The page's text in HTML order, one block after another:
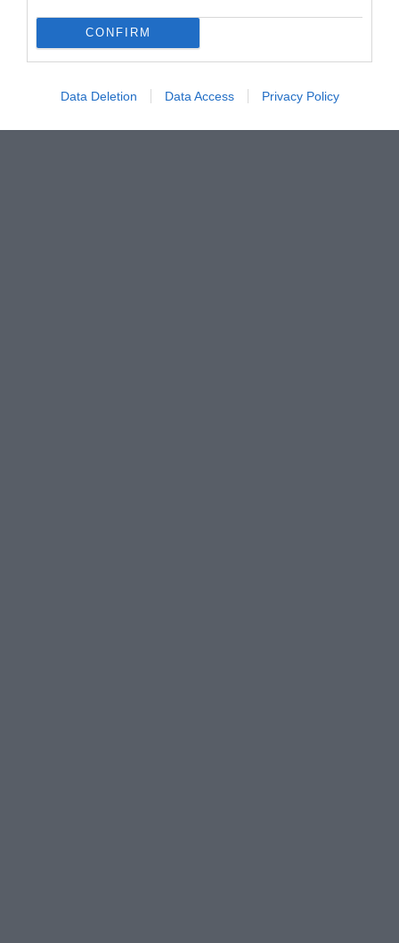
CONFIRM
Data Deletion Data Access Privacy Policy